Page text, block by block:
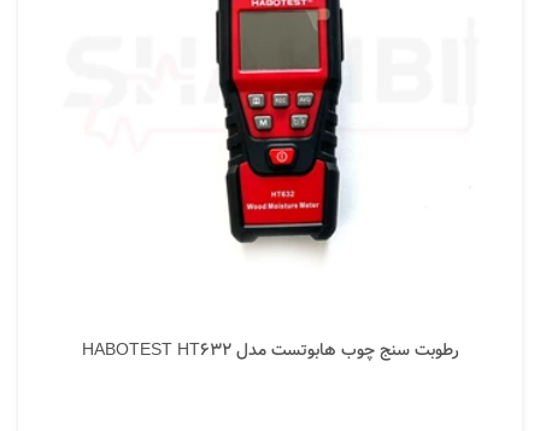
رطوبت سنج چوب هابوتست مدل HABOTEST HT632